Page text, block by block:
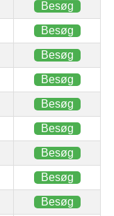
Besøg
Besøg
Besøg
Besøg
Besøg
Besøg
Besøg
Besøg
Besøg